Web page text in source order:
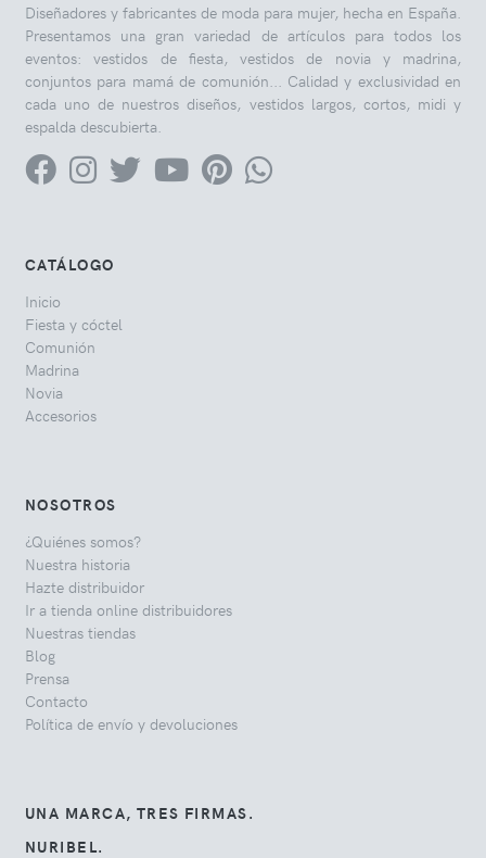
Diseñadores y fabricantes de moda para mujer, hecha en España.
Presentamos una gran variedad de artículos para todos los
eventos: vestidos de fiesta, vestidos de novia y madrina,
conjuntos para mamá de comunión... Calidad y exclusividad en
cada uno de nuestros diseños, vestidos largos, cortos, midi y
espalda descubierta.
CATÁLOGO
Inicio
Fiesta y cóctel
Comunión
Madrina
Novia
Accesorios
NOSOTROS
¿Quiénes somos?
Nuestra historia
Hazte distribuidor
Ir a tienda online distribuidores
Nuestras tiendas
Blog
Prensa
Contacto
Política de envío y devoluciones
UNA MARCA, TRES FIRMAS.
NURIBEL.